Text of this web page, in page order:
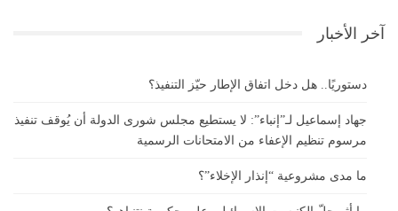
آخر الأخبار
دستوريًا.. هل دخل اتفاق الإطار حيّز التنفيذ؟
جهاد إسماعيل لـ”إنباء”: لا يستطيع مجلس شورى الدولة أن يُوقف تنفيذ
مرسوم تنظيم الإعفاء من الامتحانات الرسمية
ما مدى مشروعية “إنذار الإخلاء”؟